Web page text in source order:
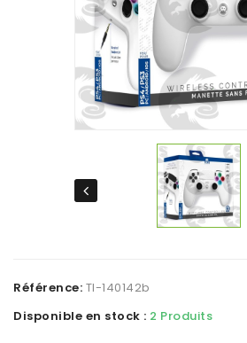
Référence: TI-140142b
Disponible en stock : 2 Produits